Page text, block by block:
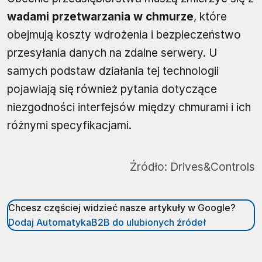
wadami przetwarzania w chmurze, które
obejmują koszty wdrożenia i bezpieczeństwo
przesyłania danych na zdalne serwery. U
samych podstaw działania tej technologii
pojawiają się również pytania dotyczące
niezgodności interfejsów między chmurami i ich
różnymi specyfikacjami.
Źródło: Drives&Controls
Chcesz częściej widzieć nasze artykuły w Google?
Dodaj AutomatykaB2B do ulubionych źródeł